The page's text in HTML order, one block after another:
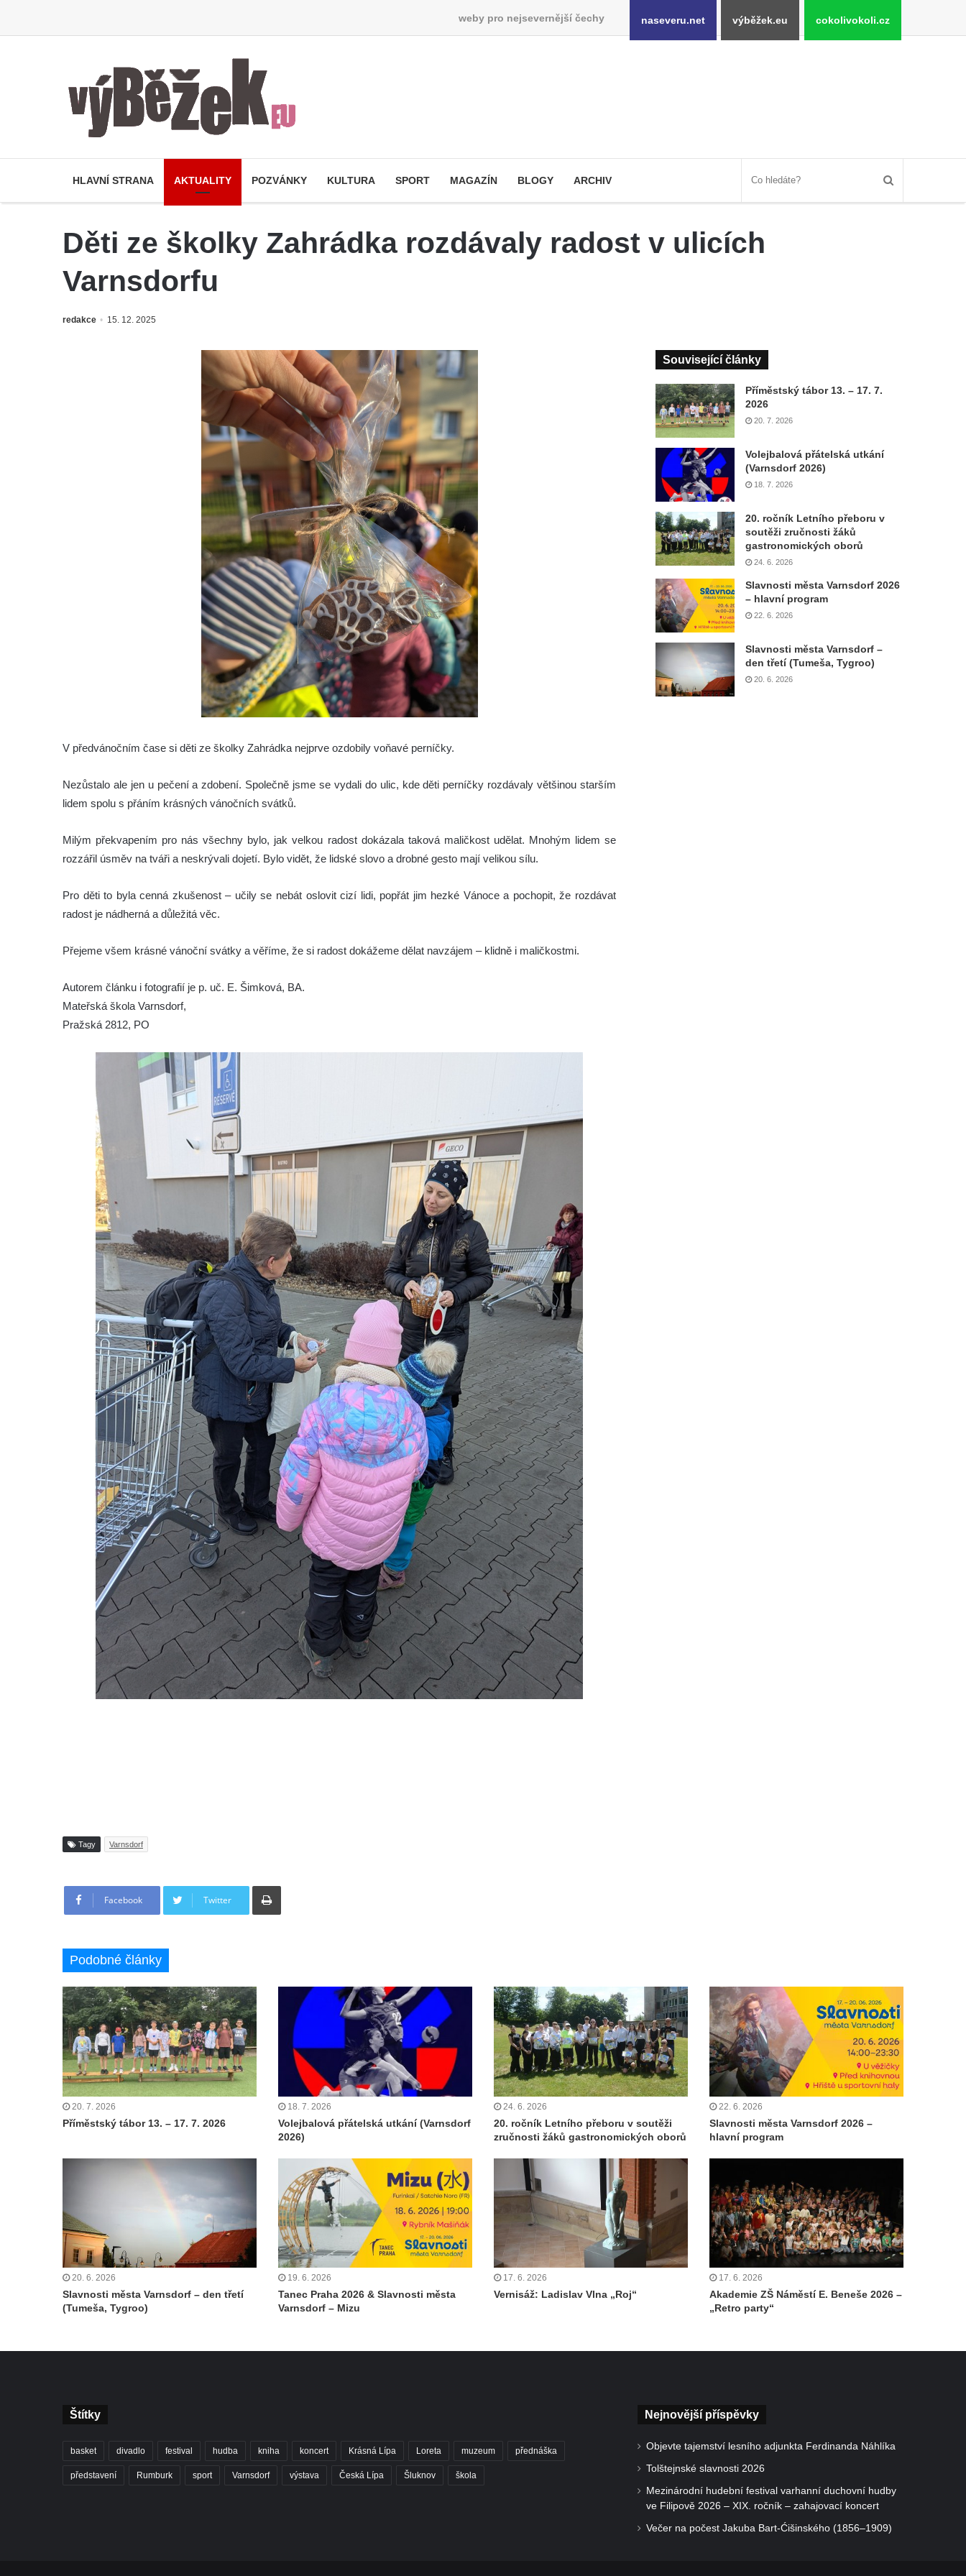
weby pro nejsevernější čechy naseveru.net výběžek.eu cokolivokoli.cz
HLAVNÍ STRANA AKTUALITY POZVÁNKY KULTURA SPORT MAGAZÍN BLOGY ARCHIV
Děti ze školky Zahrádka rozdávaly radost v ulicích
Varnsdorfu
redakce 15. 12. 2025
V předvánočním čase si děti ze školky Zahrádka nejprve ozdobily voňavé perníčky.
Nezůstalo ale jen u pečení a zdobení. Společně jsme se vydali do ulic, kde děti perníčky rozdávaly většinou starším
lidem spolu s přáním krásných vánočních svátků.
Milým překvapením pro nás všechny bylo, jak velkou radost dokázala taková maličkost udělat. Mnohým lidem se
rozzářil úsměv na tváři a neskrývali dojetí. Bylo vidět, že lidské slovo a drobné gesto mají velikou sílu.
Pro děti to byla cenná zkušenost – učily se nebát oslovit cizí lidi, popřát jim hezké Vánoce a pochopit, že rozdávat
radost je nádherná a důležitá věc.
Přejeme všem krásné vánoční svátky a věříme, že si radost dokážeme dělat navzájem – klidně i maličkostmi.
Autorem článku i fotografií je p. uč. E. Šimková, BA.
Mateřská škola Varnsdorf,
Pražská 2812, PO
Tagy Varnsdorf
Facebook Twitter
Tisknout
Související články
Příměstský tábor 13. – 17. 7.
2026
20. 7. 2026
Volejbalová přátelská utkání
(Varnsdorf 2026)
18. 7. 2026
20. ročník Letního přeboru v
soutěži zručnosti žáků
gastronomických oborů
24. 6. 2026
Slavnosti města Varnsdorf 2026
– hlavní program
22. 6. 2026
Slavnosti města Varnsdorf –
den třetí (Tumeša, Tygroo)
20. 6. 2026
Podobné články
20. 7. 2026
Příměstský tábor 13. – 17. 7. 2026
18. 7. 2026
Volejbalová přátelská utkání (Varnsdorf
2026)
24. 6. 2026
20. ročník Letního přeboru v soutěži
zručnosti žáků gastronomických oborů
22. 6. 2026
Slavnosti města Varnsdorf 2026 –
hlavní program
20. 6. 2026
Slavnosti města Varnsdorf – den třetí
(Tumeša, Tygroo)
19. 6. 2026
Tanec Praha 2026 & Slavnosti města
Varnsdorf – Mizu
17. 6. 2026
Vernisáž: Ladislav Vlna „Roj“
17. 6. 2026
Akademie ZŠ Náměstí E. Beneše 2026 –
„Retro party“
Štítky
basket divadlo festival hudba kniha koncert Krásná Lípa Loreta muzeum přednáška
představení Rumburk sport Varnsdorf výstava Česká Lípa Šluknov škola
Nejnovější příspěvky
Objevte tajemství lesního adjunkta Ferdinanda Náhlíka
Tolštejnské slavnosti 2026
Mezinárodní hudební festival varhanní duchovní hudby
ve Filipově 2026 – XIX. ročník – zahajovací koncert
Večer na počest Jakuba Bart-Ćišinského (1856–1909)